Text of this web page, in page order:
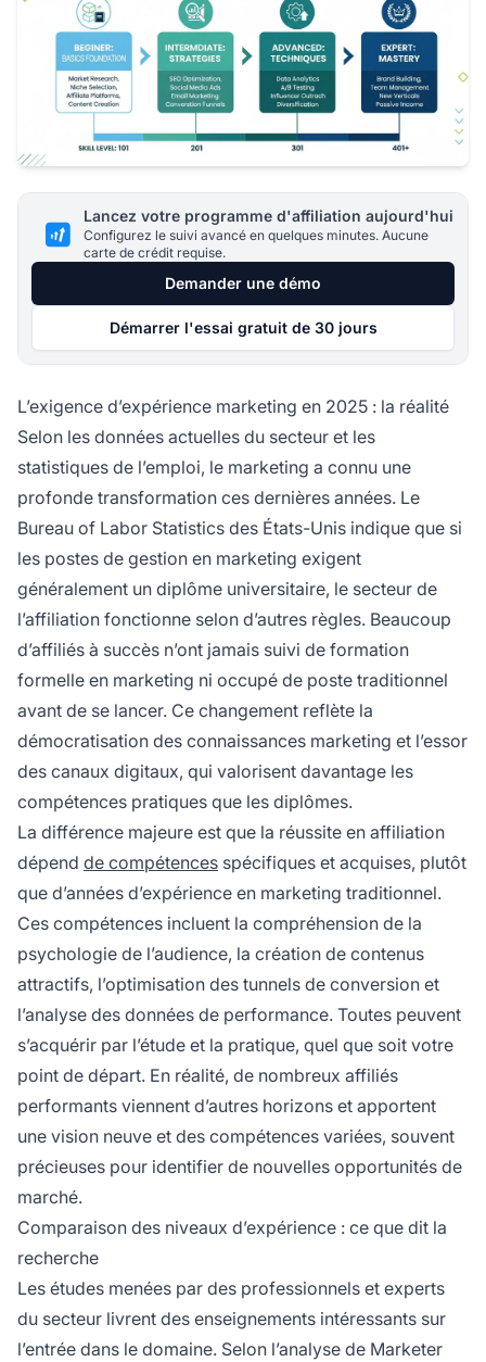
Lancez votre programme d'affiliation aujourd'hui
Configurez le suivi avancé en quelques minutes. Aucune
carte de crédit requise.
Demander une démo
Démarrer l'essai gratuit de 30 jours
L’exigence d’expérience marketing en 2025 : la réalité
Selon les données actuelles du secteur et les
statistiques de l’emploi, le marketing a connu une
profonde transformation ces dernières années. Le
Bureau of Labor Statistics des États-Unis indique que si
les postes de gestion en marketing exigent
généralement un diplôme universitaire, le secteur de
l’affiliation fonctionne selon d’autres règles. Beaucoup
d’affiliés à succès n’ont jamais suivi de formation
formelle en marketing ni occupé de poste traditionnel
avant de se lancer. Ce changement reflète la
démocratisation des connaissances marketing et l’essor
des canaux digitaux, qui valorisent davantage les
compétences pratiques que les diplômes.
La différence majeure est que la réussite en affiliation
dépend de compétences spécifiques et acquises, plutôt
que d’années d’expérience en marketing traditionnel.
Ces compétences incluent la compréhension de la
psychologie de l’audience, la création de contenus
attractifs, l’optimisation des tunnels de conversion et
l’analyse des données de performance. Toutes peuvent
s’acquérir par l’étude et la pratique, quel que soit votre
point de départ. En réalité, de nombreux affiliés
performants viennent d’autres horizons et apportent
une vision neuve et des compétences variées, souvent
précieuses pour identifier de nouvelles opportunités de
marché.
Comparaison des niveaux d’expérience : ce que dit la
recherche
Les études menées par des professionnels et experts
du secteur livrent des enseignements intéressants sur
l’entrée dans le domaine. Selon l’analyse de Marketer